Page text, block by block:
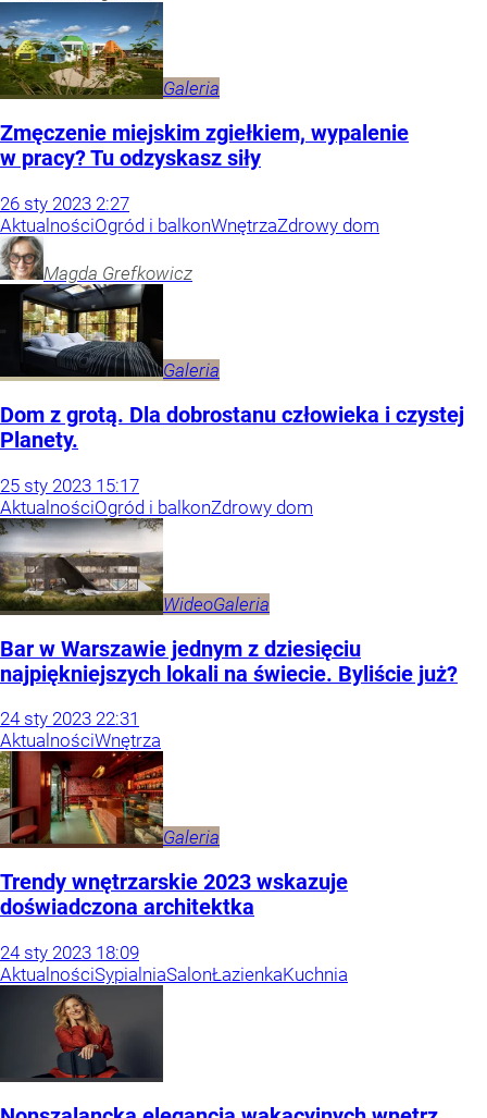
Galeria
Zmęczenie miejskim zgiełkiem, wypalenie
w pracy? Tu odzyskasz siły
26 sty 2023 2:27
AktualnościOgród i balkonWnętrzaZdrowy dom
Magda Grefkowicz
Galeria
Dom z grotą. Dla dobrostanu człowieka i czystej
Planety.
25 sty 2023 15:17
AktualnościOgród i balkonZdrowy dom
WideoGaleria
Bar w Warszawie jednym z dziesięciu
najpiękniejszych lokali na świecie. Byliście już?
24 sty 2023 22:31
AktualnościWnętrza
Galeria
Trendy wnętrzarskie 2023 wskazuje
doświadczona architektka
24 sty 2023 18:09
AktualnościSypialniaSalonŁazienkaKuchnia